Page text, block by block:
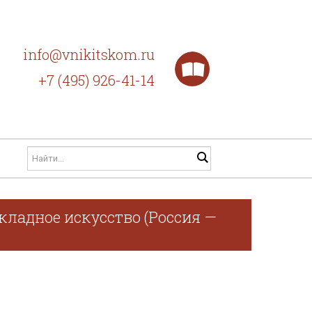
info@vnikitskom.ru
+7 (495) 926-41-14
искусство (Россия —